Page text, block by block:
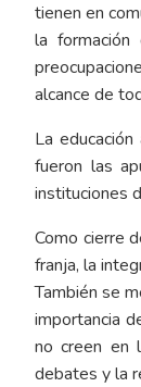
tienen en
la
alcance de
La
fueron las
instituciones
Como cierre
franja, la
También se
importancia
no creen en
debates y la